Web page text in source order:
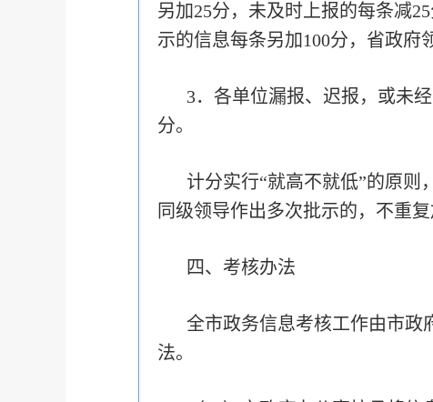
另加25分，未及时上报的每条减
示的信息每条另加100分，省政府
3．各单位漏报、迟报，或未
分。
计分实行“就高不就低”的原
同级领导作出多次批示的，不重复
四、考核办法
全市政务信息考核工作由市政
法。